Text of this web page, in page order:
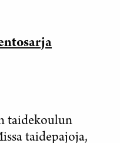
taidekoulun
taidepajoja,